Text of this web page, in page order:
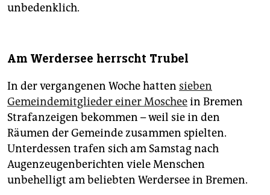
unbedenklich.
Am Werdersee herrscht Trubel
In der vergangenen Woche hatten sieben
Gemeindemitglieder einer Moscheein Bremen
Strafanzeigen bekommen – weil sie in den
Räumen der Gemeinde zusammen spielten.
Unterdessen trafen sich am Samstag nach
Augenzeugenberichten viele Menschen
unbehelligt am beliebten Werdersee in Bremen.